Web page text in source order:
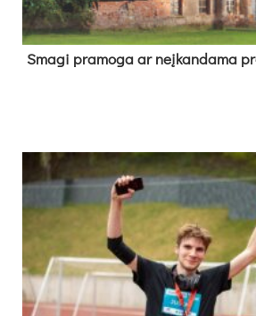
Sma­gi pra­mo­ga ar neį­kan­da­ma